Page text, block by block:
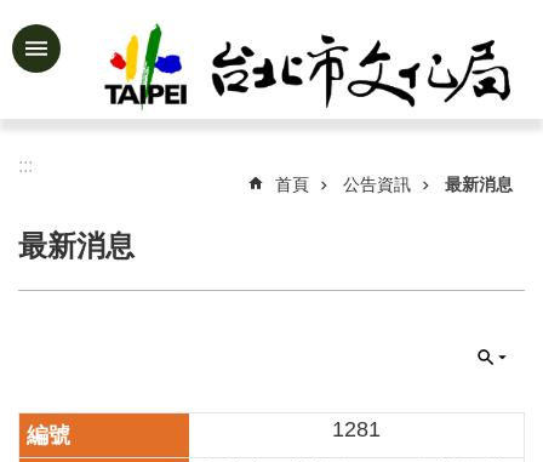
跳到主要內容區塊
進
告
識
文
:::
首頁 公告資訊 最新消息
最新消息
1281